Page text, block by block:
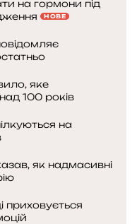
на гормони під
НОВЕ
яке
100 років
на
як надмасивні
приховується